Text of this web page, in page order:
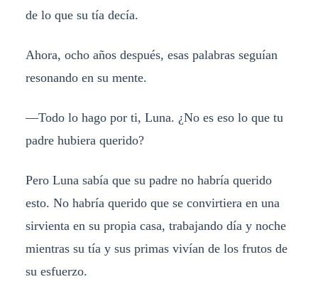
de lo que su tía decía.
Ahora, ocho años después, esas palabras seguían
resonando en su mente.
—Todo lo hago por ti, Luna. ¿No es eso lo que tu
padre hubiera querido?
Pero Luna sabía que su padre no habría querido
esto. No habría querido que se convirtiera en una
sirvienta en su propia casa, trabajando día y noche
mientras su tía y sus primas vivían de los frutos de
su esfuerzo.